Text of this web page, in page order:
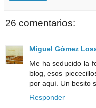
26 comentarios:
Miguel Gómez
Me ha seducido la
blog, esos
por aquí. Un besito
Responder